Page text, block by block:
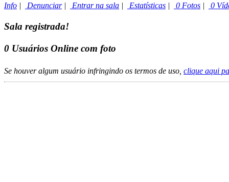
Info | Denunciar| Entrar na sala | Estatísticas | 0 Fotos | 0
Sala registrada!
0 Usuários Online com foto
Se houver algum usuário infringindo os termos de uso, clique aqui